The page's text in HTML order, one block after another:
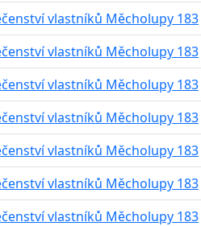
vlastníků Měcholupy 183
vlastníků Měcholupy 183
vlastníků Měcholupy 183
vlastníků Měcholupy 183
vlastníků Měcholupy 183
vlastníků Měcholupy 183
vlastníků Měcholupy 183